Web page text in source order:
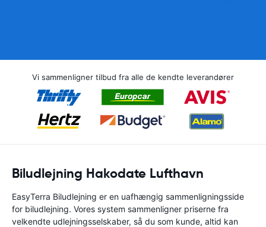
Vi sammenligner tilbud fra alle de kendte leverandører
Biludlejning Hakodate Lufthavn
EasyTerra Biludlejning er en uafhængig sammenligningsside
for biludlejning. Vores system sammenligner priserne fra
velkendte udlejningsselskaber, så du som kunde, altid kan